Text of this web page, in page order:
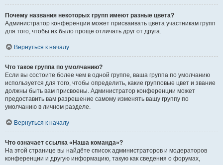
Почему названия некоторых групп имеют разные цвета?
Администратор конференции может присваивать цвета участникам групп
для того, чтобы их было проще отличать друг от друга.
Вернуться к началу
Что такое группа по умолчанию?
Если вы состоите более чем в одной группе, ваша группа по умолчанию
используется для того, чтобы определить, какие групповые цвет и звание
должны быть вам присвоены. Администратор конференции может
предоставить вам разрешение самому изменять вашу группу по
умолчанию в личном разделе.
Вернуться к началу
Что означает ссылка «Наша команда»?
На этой странице вы найдёте список администраторов и модераторов
конференции и другую информацию, такую как сведения о форумах,